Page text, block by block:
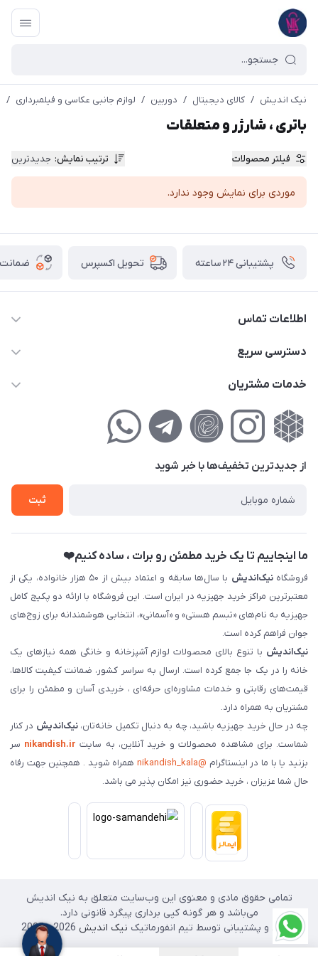
نیک اندیش / کالای دیجیتال / دوربین / لوازم جانبی عکاسی و فیلمبرداری /
باتری ، شارژر و متعلقات
فیلتر محصولات ترتیب نمایش: جدیدترین
موردی برای نمایش وجود ندارد.
پشتیبانی ۲۴ ساعته تحویل اکسپرس ضمانت
اطلاعات تماس
02177111474
کوچه گلریز 4 غربی ، پلاک 13
دسترسی سریع
حساب کاربری
لیست محصولات
خدمات مشتریان
راهنمای‌خرید‌آنلاین
حریم خصوصی
فروش‌اقساطی
از جدید‌ترین تخفیف‌ها با‌ خبر شوید
ثبت
ما اینجاییم تا یک خرید مطمئن رو برات ، ساده کنیم❤️
فروشگاهنیک‌اندیش
با سال‌ها سابقه و اعتماد بیش از ۵۰ هزار خانواده، یکی از
معتبرترین مراکز خرید جهیزیه در ایران است. این فروشگاه با ارائه دو پکیج کامل
جهیزیه به نام‌های «تبسم هستی» و «آسمانی»، انتخابی هوشمندانه برای زوج‌های
جوان فراهم کرده است.
نیک‌اندیش با تنوع بالای محصولات لوازم آشپزخانه و خانگی همه نیازهای یک
خانه را در یک جا جمع کرده است. ارسال به سراسر کشور، ضمانت کیفیت کالاها،
قیمت‌های رقابتی و خدمات مشاوره‌ای حرفه‌ای ، خریدی آسان و مطمئن را برای
مشتریان به همراه دارد.
چه در حال خرید جهیزیه باشید، چه به دنبال تکمیل خانه‌تان،نیک‌اندیش در کنار
شماست. برای مشاهده محصولات و خرید آنلاین، به سایت nikandish.ir سر
بزنید یا با ما در اینستاگرام @nikandish_kala
همراه شوید . همچنین جهت رفاه
حال شما عزیزان ، خرید حضوری نیز امکان پذیر می باشد.
تمامی حقوق مادی و معنوی این وب‌سایت متعلق به نیک اندیش
می‌باشد و هر گونه کپی برداری پیگرد قانونی دارد.
طراحی و پشتیبانی توسط تیم انفورماتیک نیک اندیش 2026 - 2025